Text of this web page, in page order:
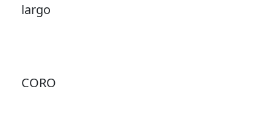
largo
CORO